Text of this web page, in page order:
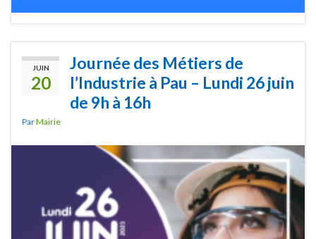
JUIN
20
Journée des Métiers de
l’Industrie à Pau – Lundi 26 juin
de 9h à 16h
ParMairie